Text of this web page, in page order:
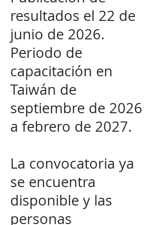
resultados el 22 de
junio de 2026.
Periodo de
capacitación en
Taiwán de
septiembre de 2026
a febrero de 2027.
La convocatoria ya
se encuentra
disponible y las
personas